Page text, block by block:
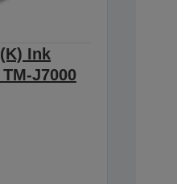
Ink
J7000